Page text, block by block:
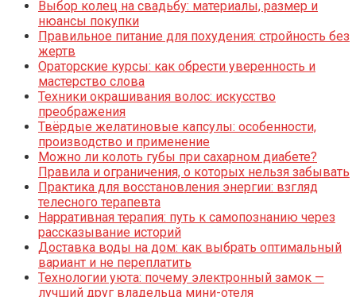
Выбор колец на свадьбу: материалы, размер и
нюансы покупки
Правильное питание для похудения: стройность без
жертв
Ораторские курсы: как обрести уверенность и
мастерство слова
Техники окрашивания волос: искусство
преображения
Твёрдые желатиновые капсулы: особенности,
производство и применение
Можно ли колоть губы при сахарном диабете?
Правила и ограничения, о которых нельзя забывать
Практика для восстановления энергии: взгляд
телесного терапевта
Нарративная терапия: путь к самопознанию через
рассказывание историй
Доставка воды на дом: как выбрать оптимальный
вариант и не переплатить
Технологии уюта: почему электронный замок —
лучший друг владельца мини-отеля